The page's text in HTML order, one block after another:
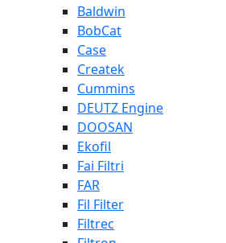
Baldwin
BobCat
Case
Createk
Cummins
DEUTZ Engine
DOOSAN
Ekofil
Fai Filtri
FAR
Fil Filter
Filtrec